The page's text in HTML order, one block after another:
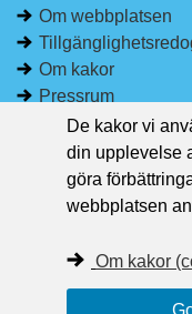
Om webbplatsen
Om kakor
Pressrum
Håll dig uppdaterad
Följ Region
Region
De kakor vi
din upplevelse
göra
webbplatsen
Om kakor